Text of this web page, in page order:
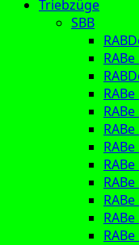
Triebzüge
SBB
RABe
RABe